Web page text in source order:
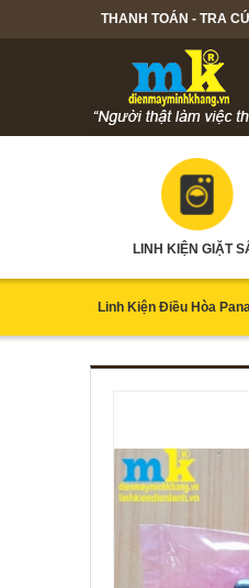
THANH TOÁN - TRA
LINH KIỆN GIẶT
Linh Kiện Điều Hòa